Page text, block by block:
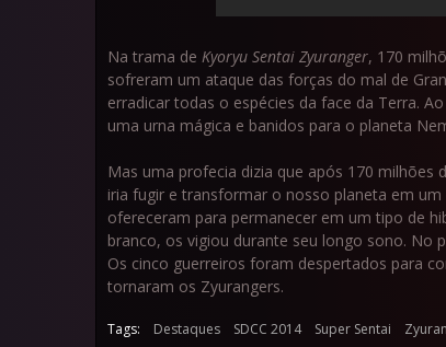
Na trama de Kyoryu Sentai Zyuranger, 170
sofreram um ataque das forças do mal de
erradicar todas o espécies da face da Terra.
uma urna mágica e banidos para o planeta
Mas uma profecia dizia que após 170 milhões
iria fugir e transformar o nosso planeta em
ofereceram para permanecer em um tipo de
branco, os vigiou durante seu longo sono. No
Os cinco guerreiros foram despertados para
tornaram os Zyurangers.
Tags: Destaques SDCC 2014 Super Sentai